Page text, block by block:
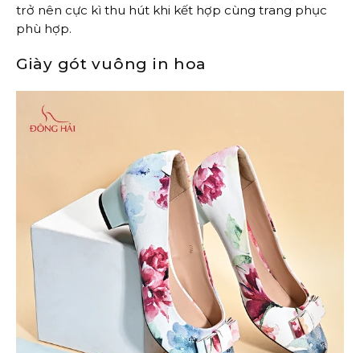
trở nên cực kì thu hút khi kết hợp cùng trang phục
phù hợp.
Giày gót vuông in hoa